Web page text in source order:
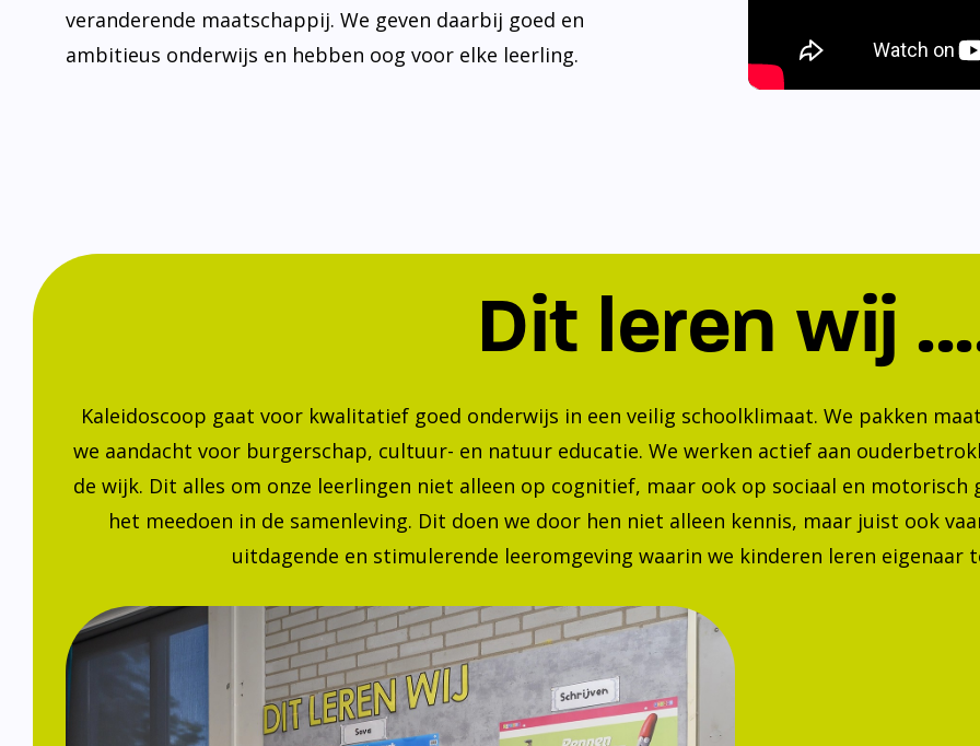
veranderende maatschappij. We geven daarbij goed en
ambitieus onderwijs en hebben oog voor elke leerling.
Dit leren wij
Kaleidoscoop gaat voor kwalitatief goed onderwijs in een veilig schoolklimaat. We pakken
we aandacht voor burgerschap, cultuur- en natuur educatie. We werken actief aan
de wijk. Dit alles om onze leerlingen niet alleen op cognitief, maar ook op sociaal en
het meedoen in de samenleving. Dit doen we door hen niet alleen kennis, maar juist ook
uitdagende en stimulerende leeromgeving waarin we kinderen leren eigenaar